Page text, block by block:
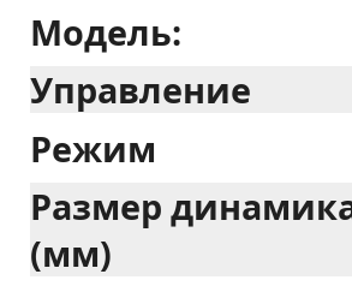
Модель:
Управление
Режим
Размер
(мм)